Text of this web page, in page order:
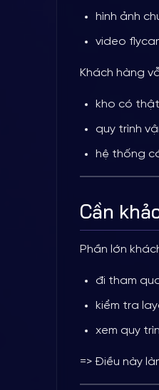
hình ảnh
video
Khách hàng
kho có
quy trình
hệ thống
Cần
Phần lớn
đi tham
kiểm tra
xem quy
=> Điều này